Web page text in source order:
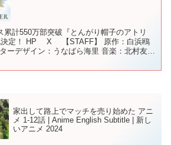
計550万部突破『とんがり帽子のアトリ
決定！ HP X 【STAFF】 原作：白浜鴎
ーデザイン：うなばら海里 音楽：北村友
家出して路上でマッチを売り始めた アニ
メ 1-12話 | Anime English Subtitle | 新し
いアニメ 2024